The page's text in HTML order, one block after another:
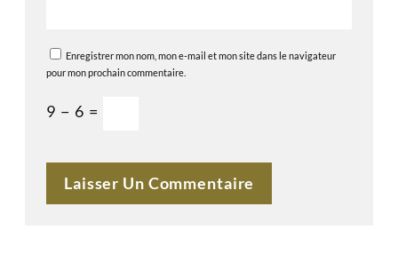
Enregistrer mon nom, mon e-mail et mon site dans le navigateur
pour mon prochain commentaire.
9 − 6 =